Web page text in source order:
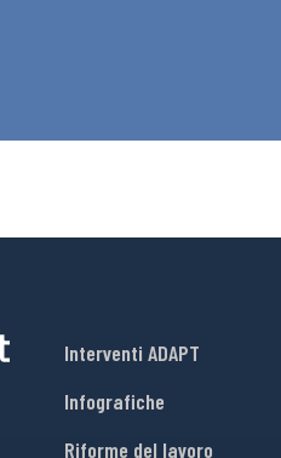
Interventi ADAPT
Infografiche
Riforme del lavoro